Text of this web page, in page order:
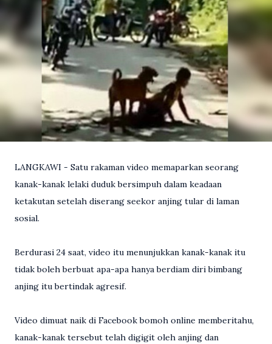
LANGKAWI - Satu rakaman video memaparkan seorang
kanak-kanak lelaki duduk bersimpuh dalam keadaan
ketakutan setelah diserang seekor anjing tular di laman
sosial.
Berdurasi 24 saat, video itu menunjukkan kanak-kanak itu
tidak boleh berbuat apa-apa hanya berdiam diri bimbang
anjing itu bertindak agresif.
Video dimuat naik di Facebook bomoh online memberitahu,
kanak-kanak tersebut telah digigit oleh anjing dan